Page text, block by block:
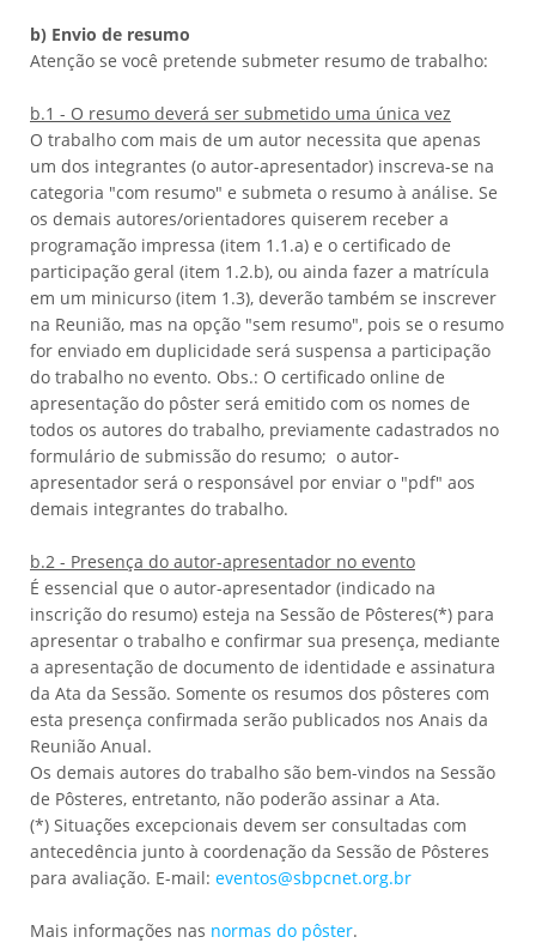
b) Envio de resumo
Atenção se você pretende submeter resumo de trabalho:
b.1 - O resumo deverá ser submetido uma única vez
O trabalho com mais de um autor necessita que apenas
um dos integrantes (o autor-apresentador) inscreva-se na
categoria "com resumo" e submeta o resumo à análise. Se
os demais autores/orientadores quiserem receber a
programação impressa (item 1.1.a) e o certificado de
participação geral (item 1.2.b), ou ainda fazer a matrícula
em um minicurso (item 1.3), deverão também se inscrever
na Reunião, mas na opção "sem resumo", pois se o resumo
for enviado em duplicidade será suspensa a participação
do trabalho no evento. Obs.: O certificado online de
apresentação do pôster será emitido com os nomes de
todos os autores do trabalho, previamente cadastrados no
formulário de submissão do resumo; o autor-
apresentador será o responsável por enviar o "pdf" aos
demais integrantes do trabalho.
b.2 - Presença do autor-apresentador no evento
É essencial que o autor-apresentador (indicado na
inscrição do resumo) esteja na Sessão de Pôsteres(*) para
apresentar o trabalho e confirmar sua presença, mediante
a apresentação de documento de identidade e assinatura
da Ata da Sessão. Somente os resumos dos pôsteres com
esta presença confirmada serão publicados nos Anais da
Reunião Anual.
Os demais autores do trabalho são bem-vindos na Sessão
de Pôsteres, entretanto, não poderão assinar a Ata.
(*) Situações excepcionais devem ser consultadas com
antecedência junto à coordenação da Sessão de Pôsteres
para avaliação. E-mail: eventos@sbpcnet.org.br
Mais informações nas normas do pôster.